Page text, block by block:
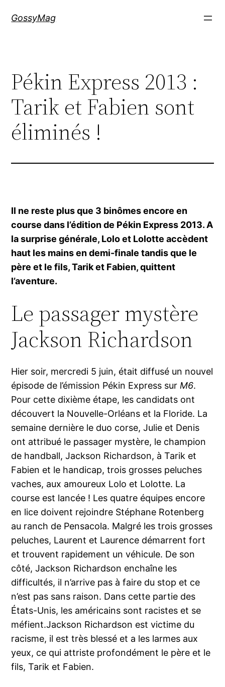
GossyMag
Pékin Express 2013 :
Tarik et Fabien sont
éliminés !
Il ne reste plus que 3 binômes encore en
course dans l’édition de Pékin Express 2013. A
la surprise générale, Lolo et Lolotte accèdent
haut les mains en demi-finale tandis que le
père et le fils, Tarik et Fabien, quittent
l’aventure.
Le passager mystère
Jackson Richardson
Hier soir, mercredi 5 juin, était diffusé un nouvel
épisode de l’émission Pékin Express surM6.
Pour cette dixième étape, les candidats ont
découvert la Nouvelle-Orléans et la Floride. La
semaine dernière le duo corse, Julie et Denis
ont attribué le passager mystère, le champion
de handball, Jackson Richardson, à Tarik et
Fabien et le handicap, trois grosses peluches
vaches, aux amoureux Lolo et Lolotte. La
course est lancée ! Les quatre équipes encore
en lice doivent rejoindre Stéphane Rotenberg
au ranch de Pensacola. Malgré les trois grosses
peluches, Laurent et Laurence démarrent fort
et trouvent rapidement un véhicule. De son
côté, Jackson Richardson enchaîne les
difficultés, il n’arrive pas à faire du stop et ce
n’est pas sans raison. Dans cette partie des
États-Unis, les américains sont racistes et se
méfient.Jackson Richardson est victime du
racisme, il est très blessé et a les larmes aux
yeux, ce qui attriste profondément le père et le
fils, Tarik et Fabien.